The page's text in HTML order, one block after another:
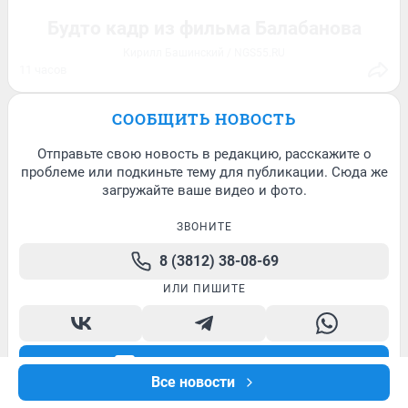
Все новости
СООБЩИТЬ НОВОСТЬ
Отправьте свою новость в редакцию, расскажите о
проблеме или подкиньте тему для публикации. Сюда же
загружайте ваше видео и фото.
ЗВОНИТЕ
8 (3812) 38-08-69
ИЛИ ПИШИТЕ
Написать в редакцию